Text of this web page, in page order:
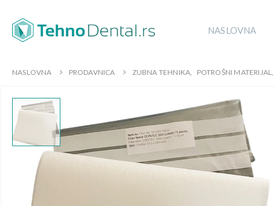
NASLOVNA
NASLOVNA PRODAVNICA ZUBNA TEHNIKA, POTROŠNI MATERIJAL,